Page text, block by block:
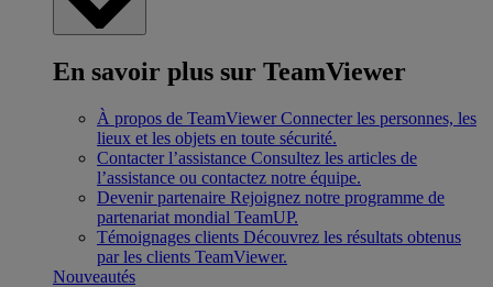
En savoir plus sur TeamViewer
À propos de TeamViewer Connecter les personnes, les
lieux et les objets en toute sécurité.
Contacter l’assistance Consultez les articles de
l’assistance ou contactez notre équipe.
Devenir partenaire Rejoignez notre programme de
partenariat mondial TeamUP.
Témoignages clients Découvrez les résultats obtenus
par les clients TeamViewer.
Nouveautés